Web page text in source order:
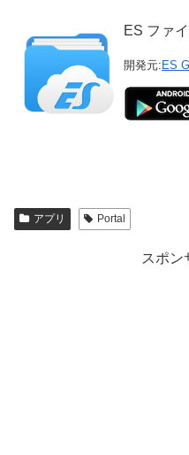
ES ファ
開発元: ES
アプリ Portal
スポン